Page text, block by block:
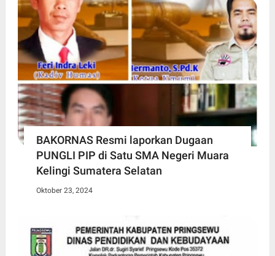
BAKORNAS Resmi laporkan Dugaan
PUNGLI PIP di Satu SMA Negeri Muara
Kelingi Sumatera Selatan
Oktober 23, 2024